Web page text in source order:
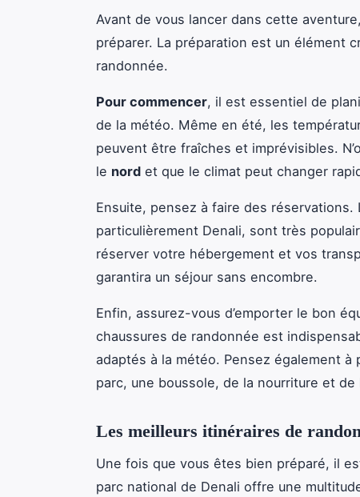
Avant de vous lancer dans cette
préparer. La préparation est un élément
randonnée.
Pour commencer, il est essentiel de
de la météo. Même en été, les
peuvent être fraîches et imprévisibles.
le nord et que le climat peut changer
Ensuite, pensez à faire des réservations.
particulièrement Denali, sont très
réserver votre hébergement et vos
garantira un séjour sans encombre.
Enfin, assurez-vous d’emporter le bon
chaussures de randonnée est
adaptés à la météo. Pensez également
parc, une boussole, de la nourriture et de
Les meilleurs itinéraires de
Une fois que vous êtes bien préparé, il
parc national de Denali offre une